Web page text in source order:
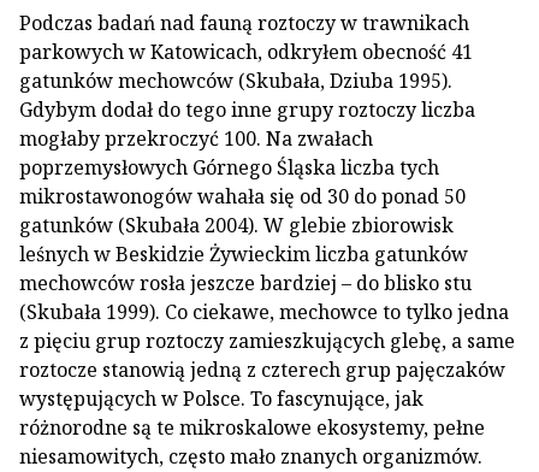
Podczas badań nad fauną roztoczy w trawnikach
parkowych w Katowicach, odkryłem obecność 41
gatunków mechowców (Skubała, Dziuba 1995).
Gdybym dodał do tego inne grupy roztoczy liczba
mogłaby przekroczyć 100. Na zwałach
poprzemysłowych Górnego Śląska liczba tych
mikrostawonogów wahała się od 30 do ponad 50
gatunków (Skubała 2004). W glebie zbiorowisk
leśnych w Beskidzie Żywieckim liczba gatunków
mechowców rosła jeszcze bardziej – do blisko stu
(Skubała 1999). Co ciekawe, mechowce to tylko jedna
z pięciu grup roztoczy zamieszkujących glebę, a same
roztocze stanowią jedną z czterech grup pajęczaków
występujących w Polsce. To fascynujące, jak
różnorodne są te mikroskalowe ekosystemy, pełne
niesamowitych, często mało znanych organizmów.